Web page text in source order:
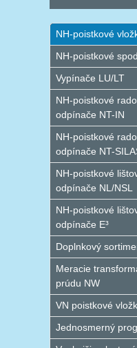
NH-poistkové
NH-poistkové
Vypínače LU/LT
NH-poistkové
odpínače NT-IN
NH-poistkové
odpínače NT-
NH-poistkové
odpínače NL/NSL
NH-poistkové
odpínače E³
Doplnkový
Meracie
prúdu NW
VN poistkové
Jednosmerný